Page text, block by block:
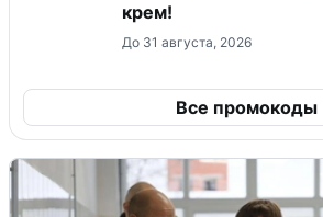
крем!
До 31 августа, 2026
Все промокоды